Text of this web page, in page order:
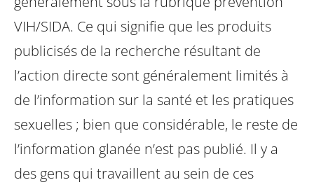
VIH/SIDA. Ce qui signifie que les produits
publicisés de la recherche résultant de
l’action directe sont généralement limités à
de l’information sur la santé et les pratiques
sexuelles ; bien que considérable, le reste de
l’information glanée n’est pas publié. Il y a
des gens qui travaillent au sein de ces